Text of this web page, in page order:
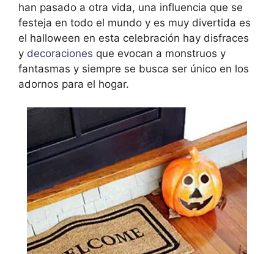
han pasado a otra vida, una influencia que se
festeja en todo el mundo y es muy divertida es
el halloween en esta celebración hay disfraces
y decoraciones que evocan a monstruos y
fantasmas y siempre se busca ser único en los
adornos para el hogar.